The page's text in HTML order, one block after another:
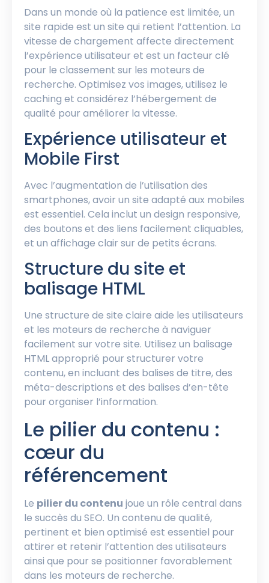
Dans un monde où la patience est limitée, un
site rapide est un site qui retient l’attention. La
vitesse de chargement affecte directement
l’expérience utilisateur et est un facteur clé
pour le classement sur les moteurs de
recherche. Optimisez vos images, utilisez le
caching et considérez l’hébergement de
qualité pour améliorer la vitesse.
Expérience utilisateur et
Mobile First
Avec l’augmentation de l’utilisation des
smartphones, avoir un site adapté aux mobiles
est essentiel. Cela inclut un design responsive,
des boutons et des liens facilement cliquables,
et un affichage clair sur de petits écrans.
Structure du site et
balisage HTML
Une structure de site claire aide les utilisateurs
et les moteurs de recherche à naviguer
facilement sur votre site. Utilisez un balisage
HTML approprié pour structurer votre
contenu, en incluant des balises de titre, des
méta-descriptions et des balises d’en-tête
pour organiser l’information.
Le pilier du contenu :
cœur du
référencement
Le pilier du contenu joue un rôle central dans
le succès du SEO. Un contenu de qualité,
pertinent et bien optimisé est essentiel pour
attirer et retenir l’attention des utilisateurs
ainsi que pour se positionner favorablement
dans les moteurs de recherche.